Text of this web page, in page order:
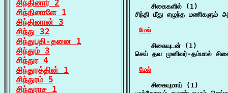
சிந்தினார் 2
சிந்தினாளே 1
சிந்தினான் 3
சிந்து 32
சிந்துபதி-தனை 1
சிந்தும் 3
சிந்துர 4
சிந்துரத்தின் 1
சிந்துரம் 5
சிந்துராச 1
    சிகைகளில் (1)
சிந்தி மீது எழுந்த மணிகளும்
மேல்
    சிகையுடன் (1)
செய் தவ முனிவர்-தம்மால்
மேல்
    சிகையுமாய் (1)